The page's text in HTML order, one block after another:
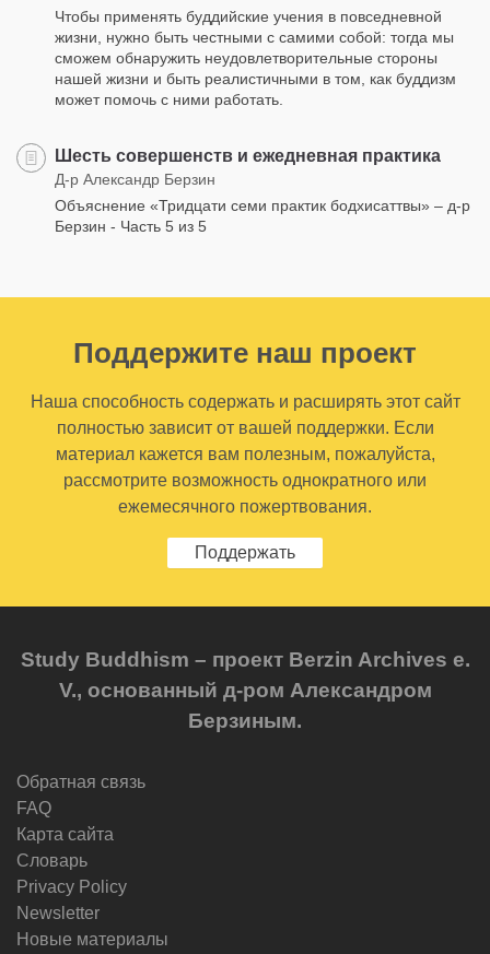
Чтобы применять буддийские учения в повседневной
жизни, нужно быть честными с самими собой: тогда мы
сможем обнаружить неудовлетворительные стороны
нашей жизни и быть реалистичными в том, как буддизм
может помочь с ними работать.
Шесть совершенств и ежедневная практика
Д-р Александр Берзин
Объяснение «Тридцати семи практик бодхисаттвы» – д-р
Берзин - Часть 5 из 5
Поддержите наш проект
Наша способность содержать и расширять этот сайт
полностью зависит от вашей поддержки. Если
материал кажется вам полезным, пожалуйста,
рассмотрите возможность однократного или
ежемесячного пожертвования.
Поддержать
Study Buddhism – проект Berzin Archives e.
V., основанный д-ром Александром
Берзиным.
Обратная связь
FAQ
Карта сайта
Словарь
Privacy Policy
Newsletter
Новые материалы